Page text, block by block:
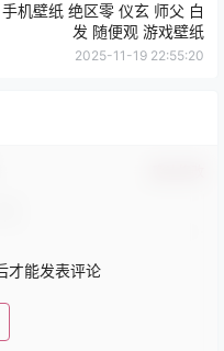
手机壁纸 绝区零 仪玄 师父 白
发 随便观 游戏壁纸
2025-11-19 22:55:20
才能发表评论